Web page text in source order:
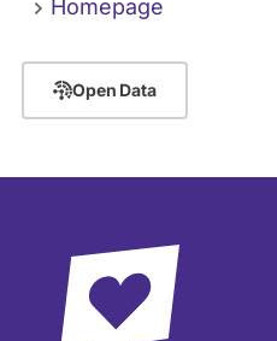
Homepage
Open Data